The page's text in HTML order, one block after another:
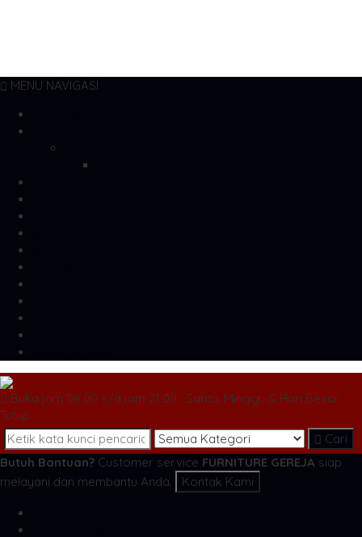
MENU NAVIGASI
Buka jam 08.00 s/d jam 21.00 , Sabtu, Minggu & Hari Besar
Tutup
Cari
Butuh Bantuan? Customer service FURNITURE GEREJA siap
melayani dan membantu Anda.
Kontak Kami